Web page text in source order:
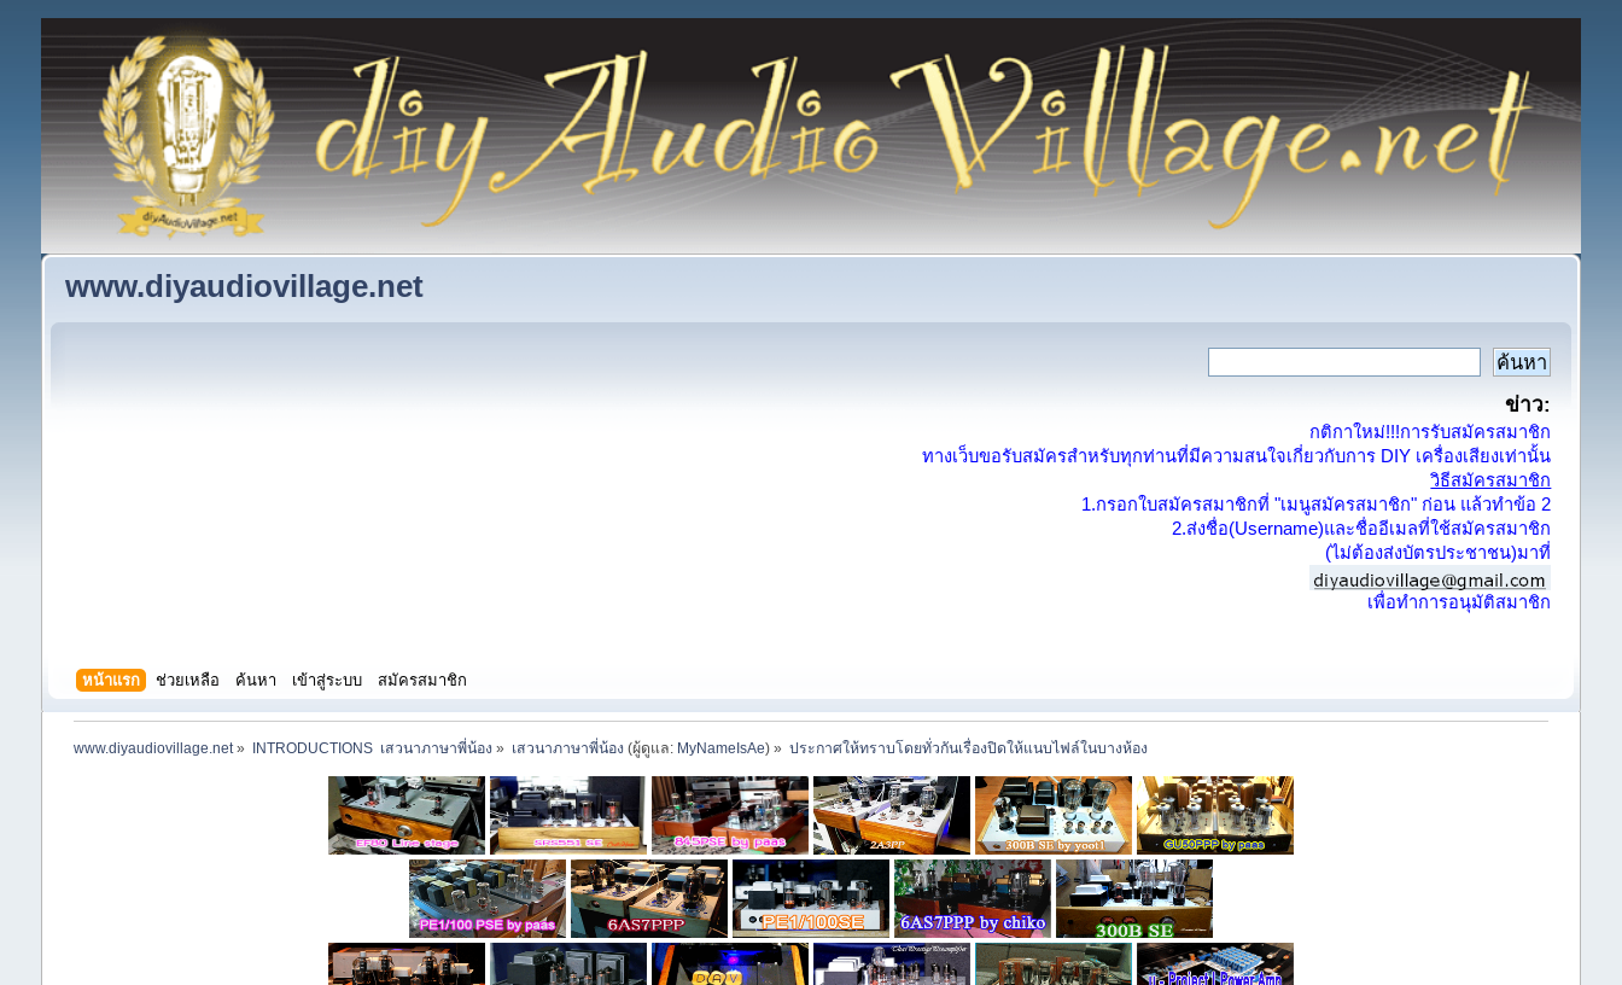
www.diyaudiovillage.net
ข่าว:
กติกาใหม่!!!การรับสมัครสมาชิก
ทางเว็บขอรับสมัครสำหรับทุกท่านที่มีความสนใจเกี่ยวกับการ DIY เครื่องเสียงเท่านั้น
วิธีสมัครสมาชิก
1.กรอกใบสมัครสมาชิกที่ "เมนูสมัครสมาชิก" ก่อน แล้วทำข้อ 2
2.ส่งชื่อ(Username)และชื่ออีเมลที่ใช้สมัครสมาชิก
(ไม่ต้องส่งบัตรประชาชน)มาที่
เพื่อทำการอนุมัติสมาชิก
หน้าแรก ช่วยเหลือ ค้นหา เข้าสู่ระบบ สมัครสมาชิก
www.diyaudiovillage.net» INTRODUCTIONS  เสวนาภาษาพี่น้อง» เสวนาภาษาพี่น้อง (ผู้ดูแล: MyNameIsAe) » ประกาศให้ทราบโดยทั่วกันเรื่องปิดให้แนบไฟล์ในบางห้อง